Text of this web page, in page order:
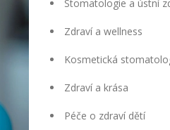
Stomatologie a ústní
Zdraví a wellness
Kosmetická
Zdraví a krása
Péče o zdraví dětí